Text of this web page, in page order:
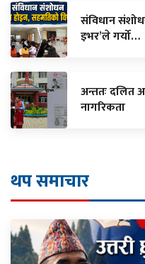
संविधान
इभर’ले गर्यो…
अन्ततः दलित
नागरिकता
थप समाचार